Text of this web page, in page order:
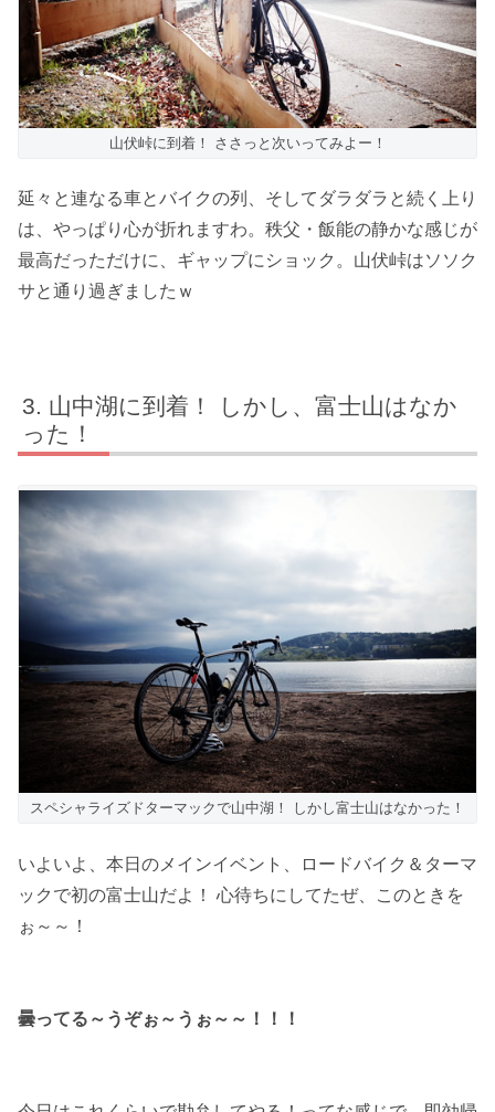
山伏峠に到着！ ささっと次いってみよー！
延々と連なる車とバイクの列、そしてダラダラと続く上り
は、やっぱり心が折れますわ。秩父・飯能の静かな感じが
最高だっただけに、ギャップにショック。山伏峠はソソク
サと通り過ぎましたｗ
山中湖に到着！ しかし、富士山はなか
った！
スペシャライズドターマックで山中湖！ しかし富士山はなかった！
いよいよ、本日のメインイベント、ロードバイク＆ターマ
ックで初の富士山だよ！ 心待ちにしてたぜ、このときを
ぉ～～！
曇ってる～うぞぉ～うぉ～～！！！